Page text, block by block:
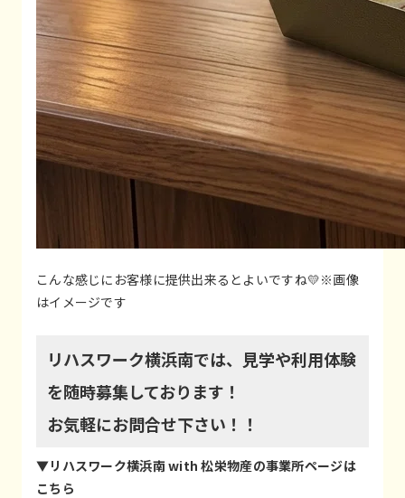
こんな感じにお客様に提供出来るとよいですね💛※画像
はイメージです
リハスワーク横浜南では、見学や利用体験
を随時募集しております！
お気軽にお問合せ下さい！！
▼リハスワーク横浜南 with 松栄物産の事業所ページは
こちら